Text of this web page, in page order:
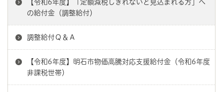
【令和6年度】「定額減税しきれないと見込まれる方」へ
の給付金（調整給付）
調整給付Ｑ＆Ａ
【令和6年度】明石市物価高騰対応支援給付金（令和6年度
非課税世帯）